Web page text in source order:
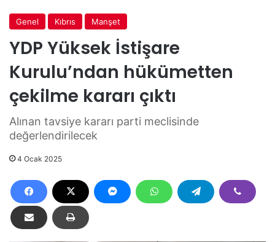
Genel Kıbrıs Manşet
YDP Yüksek İstişare
Kurulu’ndan hükümetten
çekilme kararı çıktı
Alınan tavsiye kararı parti meclisinde
değerlendirilecek
4 Ocak 2025